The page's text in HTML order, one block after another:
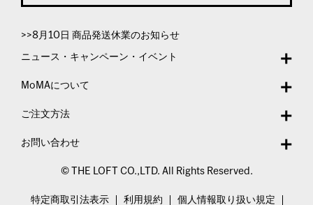
>>8月10日 商品発送休業のお知らせ
ニュース・キャンペーン・イベント
MoMAについて
ご注文方法
お問い合わせ
© THE LOFT CO.,LTD. All Rights Reserved.
特定商取引法表示 利用規約 個人情報取り扱い規定